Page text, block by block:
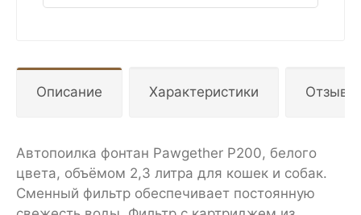
Описание Характеристики
Автопоилка фонтан Pawgether P200, белого
цвета, объёмом 2,3 литра для кошек и собак.
Сменный фильтр обеспечивает постоянную